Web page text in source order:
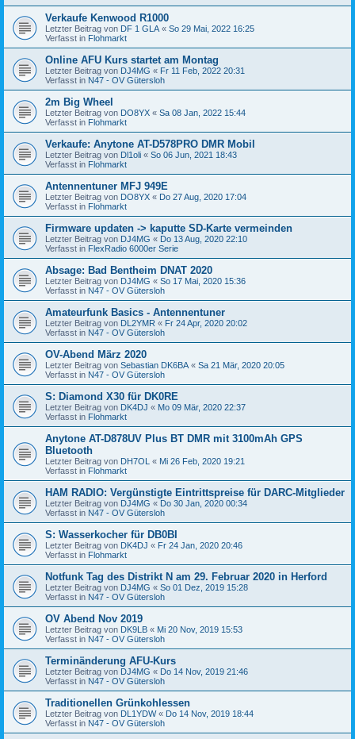
Verkaufe Kenwood R1000
Letzter Beitrag von DF 1 GLA « So 29 Mai, 2022 16:25
Verfasst in Flohmarkt
Online AFU Kurs startet am Montag
Letzter Beitrag von DJ4MG « Fr 11 Feb, 2022 20:31
Verfasst in N47 - OV Gütersloh
2m Big Wheel
Letzter Beitrag von DO8YX « Sa 08 Jan, 2022 15:44
Verfasst in Flohmarkt
Verkaufe: Anytone AT-D578PRO DMR Mobil
Letzter Beitrag von Dl1oli « So 06 Jun, 2021 18:43
Verfasst in Flohmarkt
Antennentuner MFJ 949E
Letzter Beitrag von DO8YX « Do 27 Aug, 2020 17:04
Verfasst in Flohmarkt
Firmware updaten -> kaputte SD-Karte vermeinden
Letzter Beitrag von DJ4MG « Do 13 Aug, 2020 22:10
Verfasst in FlexRadio 6000er Serie
Absage: Bad Bentheim DNAT 2020
Letzter Beitrag von DJ4MG « So 17 Mai, 2020 15:36
Verfasst in N47 - OV Gütersloh
Amateurfunk Basics - Antennentuner
Letzter Beitrag von DL2YMR « Fr 24 Apr, 2020 20:02
Verfasst in N47 - OV Gütersloh
OV-Abend März 2020
Letzter Beitrag von Sebastian DK6BA « Sa 21 Mär, 2020 20:05
Verfasst in N47 - OV Gütersloh
S: Diamond X30 für DK0RE
Letzter Beitrag von DK4DJ « Mo 09 Mär, 2020 22:37
Verfasst in Flohmarkt
Anytone AT-D878UV Plus BT DMR mit 3100mAh GPS
Bluetooth
Letzter Beitrag von DH7OL « Mi 26 Feb, 2020 19:21
Verfasst in Flohmarkt
HAM RADIO: Vergünstigte Eintrittspreise für DARC-Mitglieder
Letzter Beitrag von DJ4MG « Do 30 Jan, 2020 00:34
Verfasst in N47 - OV Gütersloh
S: Wasserkocher für DB0BI
Letzter Beitrag von DK4DJ « Fr 24 Jan, 2020 20:46
Verfasst in Flohmarkt
Notfunk Tag des Distrikt N am 29. Februar 2020 in Herford
Letzter Beitrag von DJ4MG « So 01 Dez, 2019 15:28
Verfasst in N47 - OV Gütersloh
OV Abend Nov 2019
Letzter Beitrag von DK9LB « Mi 20 Nov, 2019 15:53
Verfasst in N47 - OV Gütersloh
Terminänderung AFU-Kurs
Letzter Beitrag von DJ4MG « Do 14 Nov, 2019 21:46
Verfasst in N47 - OV Gütersloh
Traditionellen Grünkohlessen
Letzter Beitrag von DL1YDW« Do 14 Nov, 2019 18:44
Verfasst in N47 - OV Gütersloh